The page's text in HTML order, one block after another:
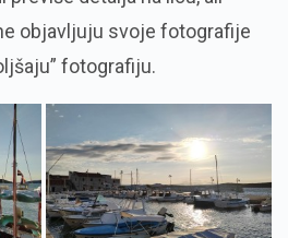
objavljuju svoje fotografije
fotografiju.